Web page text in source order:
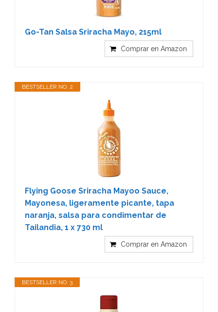
Go-Tan Salsa Sriracha Mayo, 215ml
Comprar en Amazon
BESTSELLER NO. 2
Flying Goose Sriracha Mayoo Sauce,
Mayonesa, ligeramente picante, tapa
naranja, salsa para condimentar de
Tailandia, 1 x 730 ml
Comprar en Amazon
BESTSELLER NO. 3